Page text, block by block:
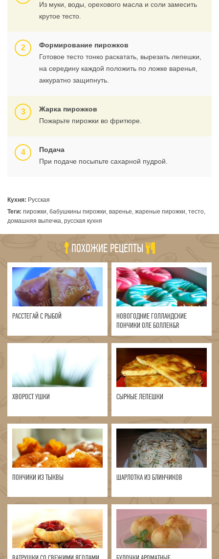
Из муки, воды, орехового масла и соли замесить
крутое тесто.
Формирование пирожков
Готовое тесто тонко раскатать, вырезать лепешки,
на середину каждой положить по ложке варенья,
аккуратно защипнуть.
Жарка пирожков
Пожарьте пирожки во фритюре.
Подача
При подаче посыпьте сахарной пудрой.
Кухня: Русская
Теги: пирожки, бабушкины пирожки, варенье, жареные пирожки, тесто,
домашняя выпечка, русская кухня
ПОХОЖИЕ РЕЦЕПТЫ
РАССТЕГАЙ С РЫБОЙ
НОВОГОДНИЕ ГОЛЛАНДСКИЕ
ПОНЧИКИ ОЛЕ БОЛЛЕН&R
ХВОРОСТ УШКИ СЫРНЫЕ ЛЕПЕШКИ
ПОНЧИКИ ИЗ ТЫКВЫ ШАРЛОТКА ИЗ БЛИНЧИКОВ